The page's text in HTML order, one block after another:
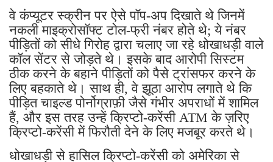
वे कंप्यूटर स्क्रीन पर ऐसे पॉप-अप दिखाते थे जिनमें
नकली माइक्रोसॉफ्ट टोल-फ्री नंबर होते थे; ये नंबर
पीड़ितों को सीधे गिरोह द्वारा चलाए जा रहे धोखाधड़ी वाले
कॉल सेंटर से जोड़ते थे। इसके बाद आरोपी सिस्टम
ठीक करने के बहाने पीड़ितों को पैसे ट्रांसफर करने के
लिए बहकाते थे। साथ ही, वे झूठा आरोप लगाते थे कि
पीड़ित चाइल्ड पोर्नोग्राफ़ी जैसे गंभीर अपराधों में शामिल
हैं, और इस तरह उन्हें क्रिप्टो-करेंसी ATM के ज़रिए
क्रिप्टो-करेंसी में फिरौती देने के लिए मजबूर करते थे।
धोखाधड़ी से हासिल क्रिप्टो-करेंसी को अमेरिका से